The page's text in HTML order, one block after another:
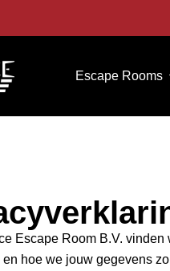
Escape Rooms
Escape Room B.V.
hoe we jouw gegevens